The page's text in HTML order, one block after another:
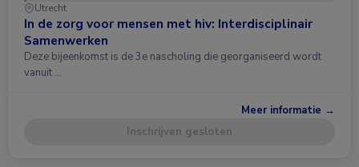
Utrecht
In de zorg voor mensen met hiv: Interdisciplinair
Samenwerken
Deze bijeenkomst is de 3e nascholing die georganiseerd wordt
vanuit …
Meer informatie →
Inschrijven gesloten